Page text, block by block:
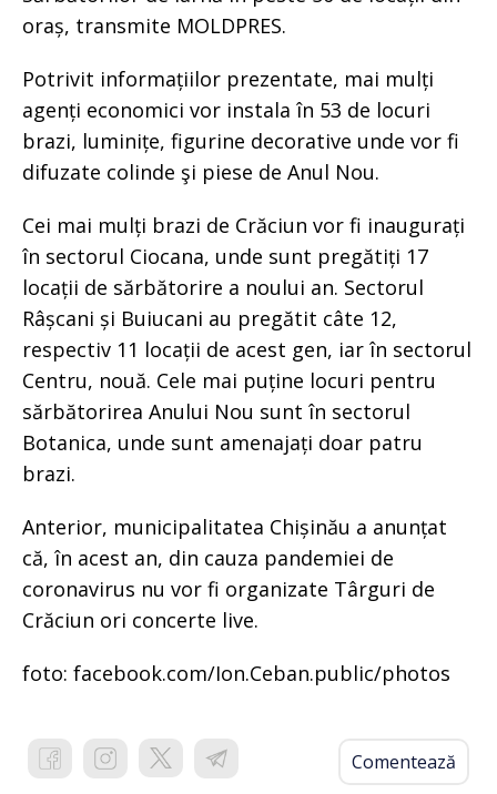
oraș, transmite MOLDPRES.
Potrivit informațiilor prezentate, mai mulți
agenți economici vor instala în 53 de locuri
brazi, luminițe, figurine decorative unde vor fi
difuzate colinde şi piese de Anul Nou.
Cei mai mulți brazi de Crăciun vor fi inaugurați
în sectorul Ciocana, unde sunt pregătiți 17
locații de sărbătorire a noului an. Sectorul
Râșcani și Buiucani au pregătit câte 12,
respectiv 11 locații de acest gen, iar în sectorul
Centru, nouă. Cele mai puține locuri pentru
sărbătorirea Anului Nou sunt în sectorul
Botanica, unde sunt amenajați doar patru
brazi.
Anterior, municipalitatea Chișinău a anunțat
că, în acest an, din cauza pandemiei de
coronavirus nu vor fi organizate Târguri de
Crăciun ori concerte live.
foto: facebook.com/Ion.Ceban.public/photos
Comentează